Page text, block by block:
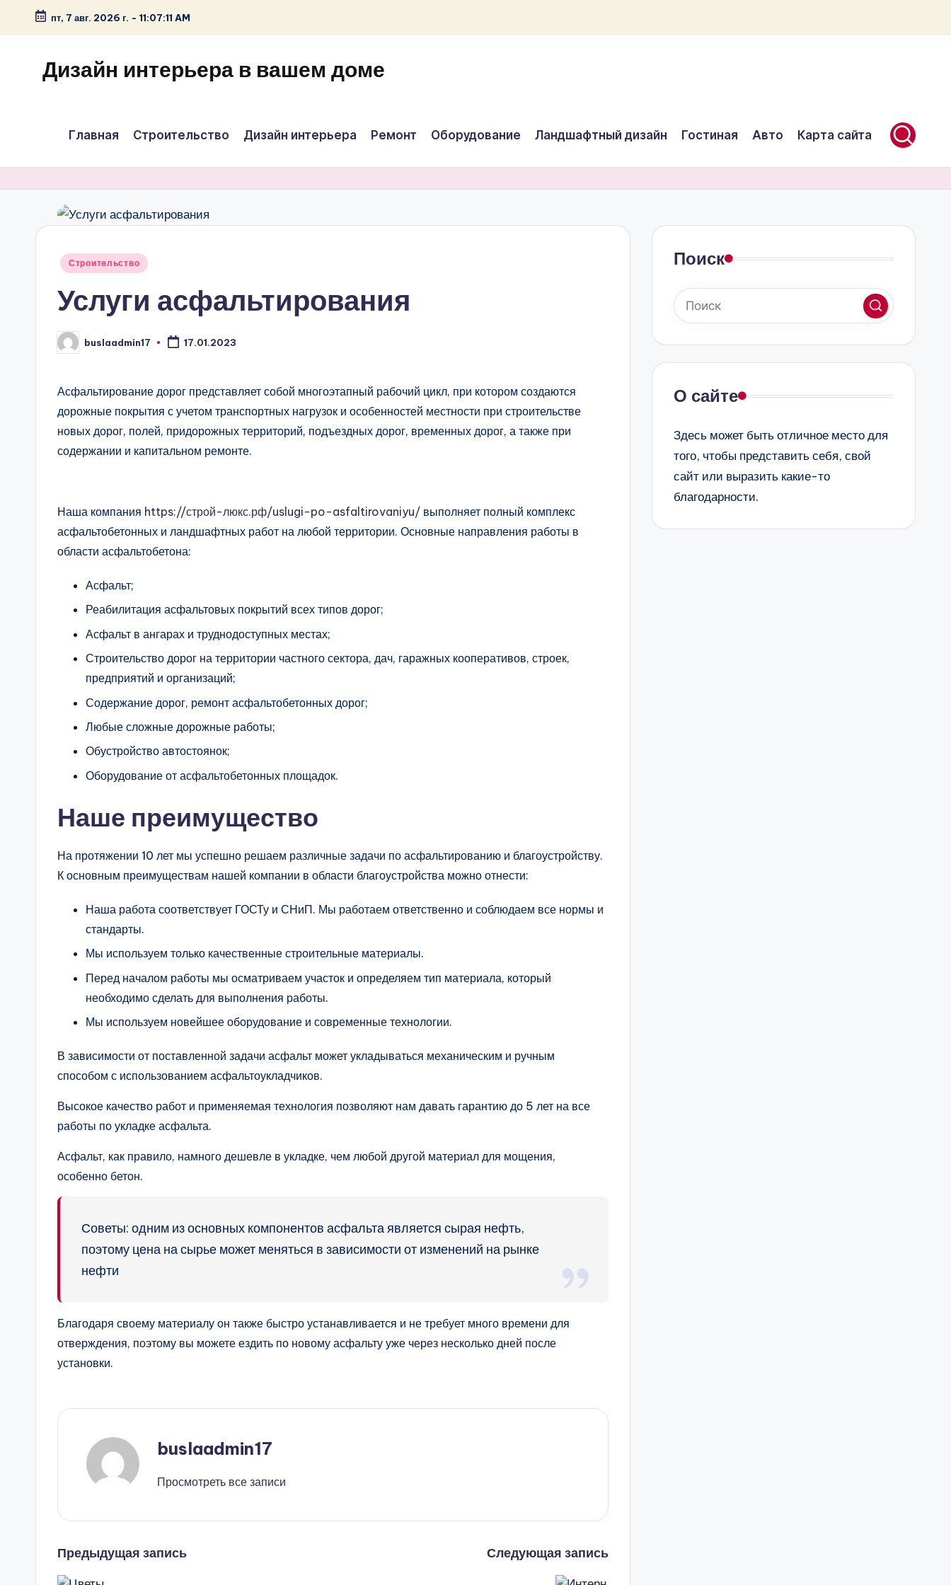
Перейти
содержимому
пт, 7 авг. 2026 г. - 11:07:12 AM
Дизайн интерьера в вашем доме
Главная Строительство Дизайн интерьера Ремонт Оборудование Ландшафтный дизайн Гостиная Авто Карта сайта
Опубликовано
Строительство
Услуги асфальтирования
Запись
от
buslaadmin17 17.01.2023
Асфальтирование дорог представляет собой многоэтапный рабочий цикл, при котором создаются
дорожные покрытия с учетом транспортных нагрузок и особенностей местности при строительстве
новых дорог, полей, придорожных территорий, подъездных дорог, временных дорог, а также при
содержании и капитальном ремонте.
Наша компания https://строй-люкс.рф/uslugi-po-asfaltirovaniyu/ выполняет полный комплекс
асфальтобетонных и ландшафтных работ на любой территории. Основные направления работы в
области асфальтобетона:
Асфальт;
Реабилитация асфальтовых покрытий всех типов дорог;
Асфальт в ангарах и труднодоступных местах;
Строительство дорог на территории частного сектора, дач, гаражных кооперативов, строек,
предприятий и организаций;
Содержание дорог, ремонт асфальтобетонных дорог;
Любые сложные дорожные работы;
Обустройство автостоянок;
Оборудование от асфальтобетонных площадок.
Наше преимущество
На протяжении 10 лет мы успешно решаем различные задачи по асфальтированию и благоустройству.
К основным преимуществам нашей компании в области благоустройства можно отнести:
Наша работа соответствует ГОСТу и СНиП. Мы работаем ответственно и соблюдаем все нормы и
стандарты.
Мы используем только качественные строительные материалы.
Перед началом работы мы осматриваем участок и определяем тип материала, который
необходимо сделать для выполнения работы.
Мы используем новейшее оборудование и современные технологии.
В зависимости от поставленной задачи асфальт может укладываться механическим и ручным
способом с использованием асфальтоукладчиков.
Высокое качество работ и применяемая технология позволяют нам давать гарантию до 5 лет на все
работы по укладке асфальта.
Асфальт, как правило, намного дешевле в укладке, чем любой другой материал для мощения,
особенно бетон.
Советы: одним из основных компонентов асфальта является сырая нефть,
поэтому цена на сырье может меняться в зависимости от изменений на рынке
нефти
Благодаря своему материалу он также быстро устанавливается и не требует много времени для
отверждения, поэтому вы можете ездить по новому асфальту уже через несколько дней после
установки.
buslaadmin17
Просмотреть все записи
Навигация
Предыдущая запись Следующая запись
Поиск
О сайте
Здесь может быть отличное место для
того, чтобы представить себя, свой
сайт или выразить какие-то
благодарности.